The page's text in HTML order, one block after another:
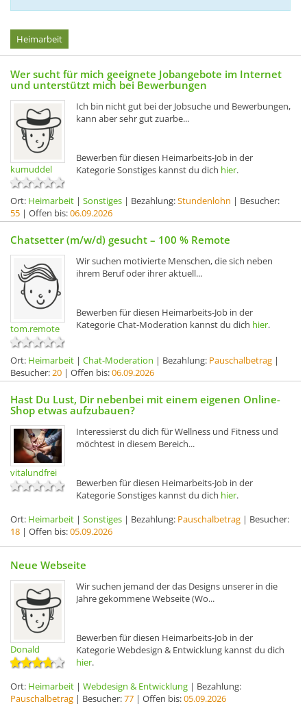
Heimarbeit
Wer sucht für mich geeignete Jobangebote im Internet
und unterstützt mich bei Bewerbungen
kumuddel
Ich bin nicht gut bei der Jobsuche und Bewerbungen,
kann aber sehr gut zuarbe...
Bewerben für diesen Heimarbeits-Job in der
Kategorie Sonstiges kannst du dich hier.
Ort: Heimarbeit | Sonstiges | Bezahlung:Stundenlohn | Besucher:
55 | Offen bis:06.09.2026
Chatsetter (m/w/d) gesucht – 100 % Remote
tom.remote
Wir suchen motivierte Menschen, die sich neben
ihrem Beruf oder ihrer aktuell...
Bewerben für diesen Heimarbeits-Job in der
Kategorie Chat-Moderation kannst du dich hier.
Ort: Heimarbeit | Chat-Moderation | Bezahlung: Pauschalbetrag |
Besucher:20 | Offen bis:06.09.2026
Hast Du Lust, Dir nebenbei mit einem eigenen Online-
Shop etwas aufzubauen?
vitalundfrei
Interessierst du dich für Wellness und Fitness und
möchtest in diesem Bereich...
Bewerben für diesen Heimarbeits-Job in der
Kategorie Sonstiges kannst du dich hier.
Ort: Heimarbeit | Sonstiges | Bezahlung: Pauschalbetrag | Besucher:
18 | Offen bis:05.09.2026
Neue Webseite
Donald
Wir suchen jemand der das Designs unserer in die
Jahre gekommene Webseite (Wo...
Bewerben für diesen Heimarbeits-Job in der
Kategorie Webdesign & Entwicklung kannst du dich
hier.
Ort: Heimarbeit | Webdesign & Entwicklung | Bezahlung:
Pauschalbetrag | Besucher:77 | Offen bis:05.09.2026